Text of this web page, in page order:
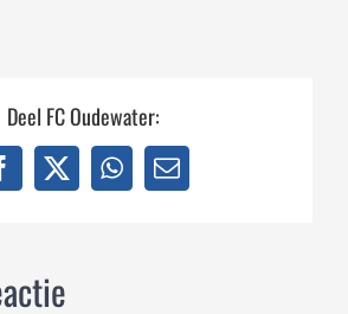
Deel FC Oudewater:
X WhatsApp
E-